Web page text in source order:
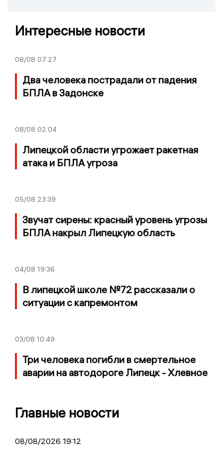
Интересные новости
08/08 07:27
Два человека пострадали от падения
БПЛА в Задонске
08/08 02:04
Липецкой области угрожает ракетная
атака и БПЛА угроза
05/08 23:39
Звучат сирены: красный уровень угрозы
БПЛА накрыл Липецкую область
04/08 19:36
В липецкой школе №72 рассказали о
ситуации с капремонтом
03/08 10:49
Три человека погибли в смертельное
аварии на автодороге Липецк - Хлевное
Главные новости
08/08/2026 19:12